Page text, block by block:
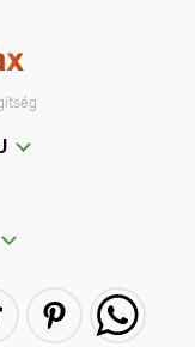
található
kerti
Darwin-
rojtok vannak,
színűek.
vad